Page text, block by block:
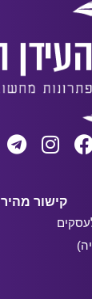
קישור מהיר